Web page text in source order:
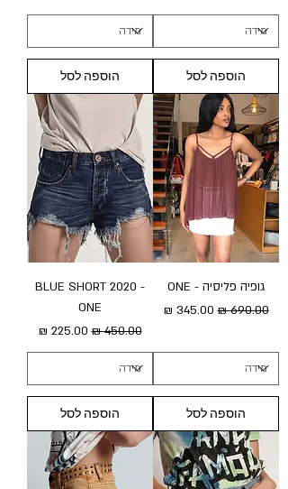
הוספה לסל הוספה לסל
גופיה פליסיה - ONE
מחיר רגיל‏690.00 ‏₪ מחיר מבצע
הוספה לסל
BLUE SHORT 2020 -
ONE
מחיר רגיל‏450.00 ‏₪ מחיר מבצע
הוספה לסל